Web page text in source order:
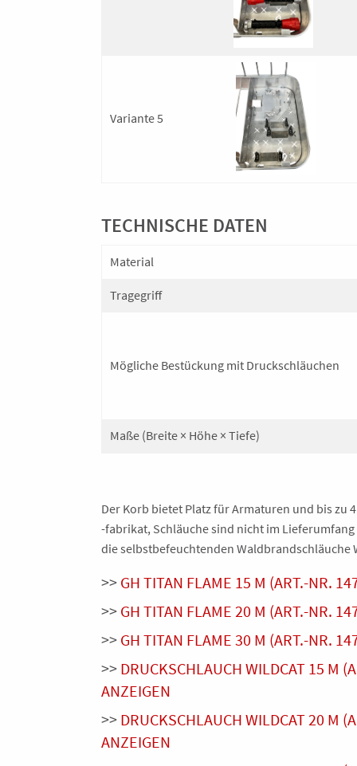
Variante 5
TECHNISCHE DATEN
Material
Tragegriff
Mögliche Bestückung mit Druckschläuchen
Maße (Breite × Höhe × Tiefe)
Der Korb bietet Platz für Armaturen und bis zu
-fabrikat, Schläuche sind nicht im
die selbstbefeuchtenden Waldbrandschläuche
>> GH TITAN FLAME 15 M (ART.-NR.
>> GH TITAN FLAME 20 M (ART.-NR.
>> GH TITAN FLAME 30 M (ART.-NR.
>> DRUCKSCHLAUCH WILDCAT 15 M
ANZEIGEN
>> DRUCKSCHLAUCH WILDCAT 20 M
ANZEIGEN